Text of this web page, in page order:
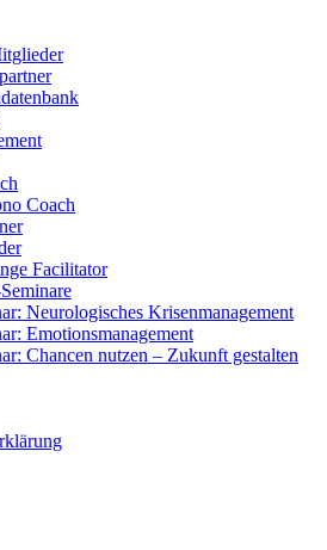
Coach
Facilitator
Neurologisches Krisenmanagement
Emotionsmanagement
Chancen nutzen – Zukunft gestalten